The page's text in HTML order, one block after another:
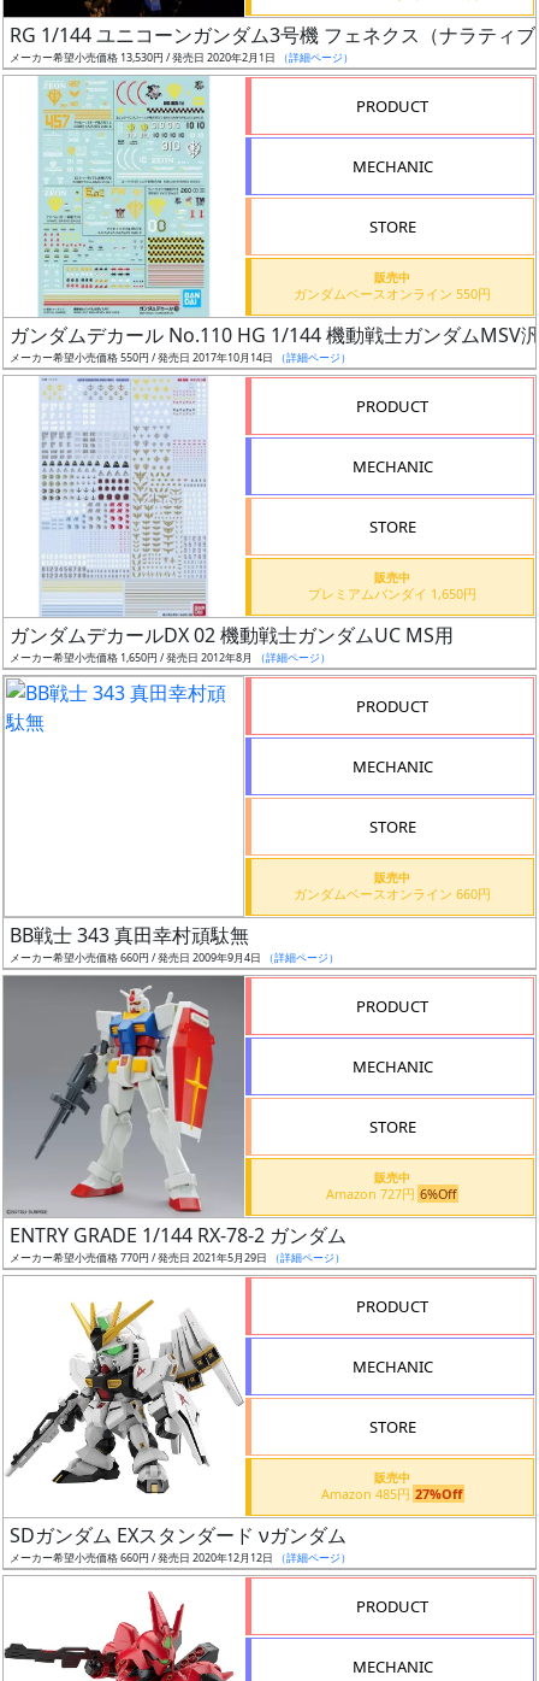
日
発
売
Web
プッ
シュ
通知
対象
ギ
ャ
ラ
定
予
定
割
引
店
定
RG 1/144 ユニコーンガンダム3号機 フェネクス（ナラティブ
メーカー希望小売価格 13,530円 / 発売日 2020年2月1日 （詳細ページ）
PRODUCT
MECHANIC
STORE
販売中
ガンダムベースオンライン 550円
ガンダムデカール No.110 HG 1/144 機動戦士ガンダムMSV
メーカー希望小売価格 550円 / 発売日 2017年10月14日 （詳細ページ）
PRODUCT
MECHANIC
STORE
販売中
プレミアムバンダイ 1,650円
ガンダムデカールDX 02 機動戦士ガンダムUC MS用
メーカー希望小売価格 1,650円 / 発売日 2012年8月 （詳細ページ）
PRODUCT
MECHANIC
STORE
販売中
ガンダムベースオンライン 660円
BB戦士 343 真田幸村頑駄無
メーカー希望小売価格 660円 / 発売日 2009年9月4日 （詳細ページ）
PRODUCT
MECHANIC
STORE
販売中
Amazon 727円 6%Off
ENTRY GRADE 1/144 RX-78-2 ガンダム
メーカー希望小売価格 770円 / 発売日 2021年5月29日 （詳細ページ）
PRODUCT
MECHANIC
STORE
販売中
Amazon 485円 27%Off
SDガンダム EXスタンダード νガンダム
メーカー希望小売価格 660円 / 発売日 2020年12月12日 （詳細ページ）
PRODUCT
MECHANIC